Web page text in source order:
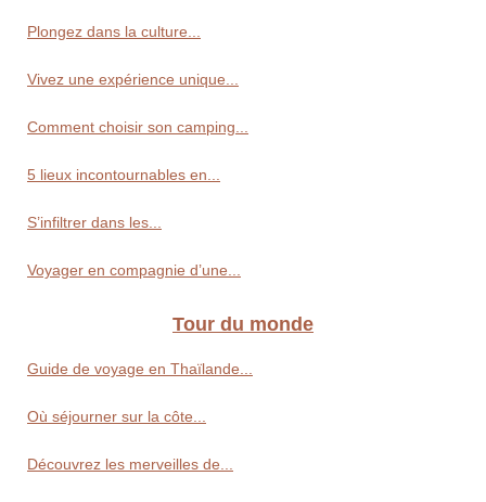
Plongez dans la culture...
Vivez une expérience unique...
Comment choisir son camping...
5 lieux incontournables en...
S’infiltrer dans les...
Voyager en compagnie d’une...
Tour du monde
Guide de voyage en Thaïlande...
Où séjourner sur la côte...
Découvrez les merveilles de...